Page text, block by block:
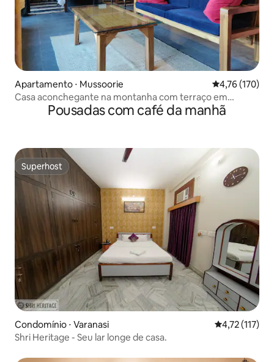
Apartamento ⋅ Mussoorie 4,76 de uma
4,76 (170)
Casa aconchegante na montanha com terraço em
Landour!Pousadas com café da manhã
Superhost
Superhost
Condomínio ⋅ Varanasi 4,72 de uma
4,72 (117)
Shri Heritage - Seu lar longe de casa.